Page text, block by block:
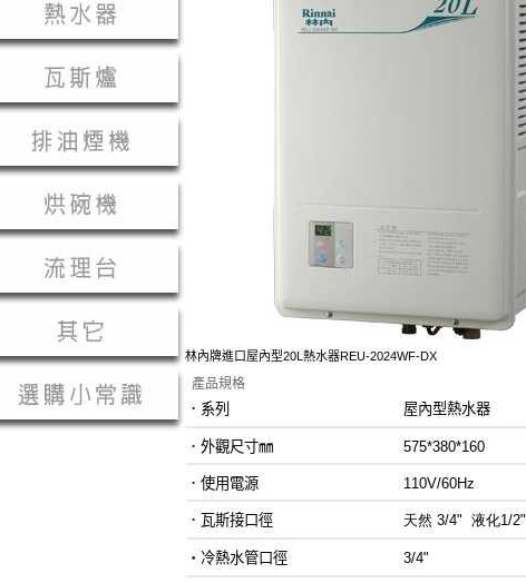
林內牌進口屋內型20L熱水器REU-2024WF-DX
產品規格
． 系列 屋內型熱水器
．外觀尺寸㎜ 575*380*160
．使用電源 110V/60Hz
．瓦斯接口徑 天然 3/4" 液化1/2"
‧冷熱水管口徑 3/4"